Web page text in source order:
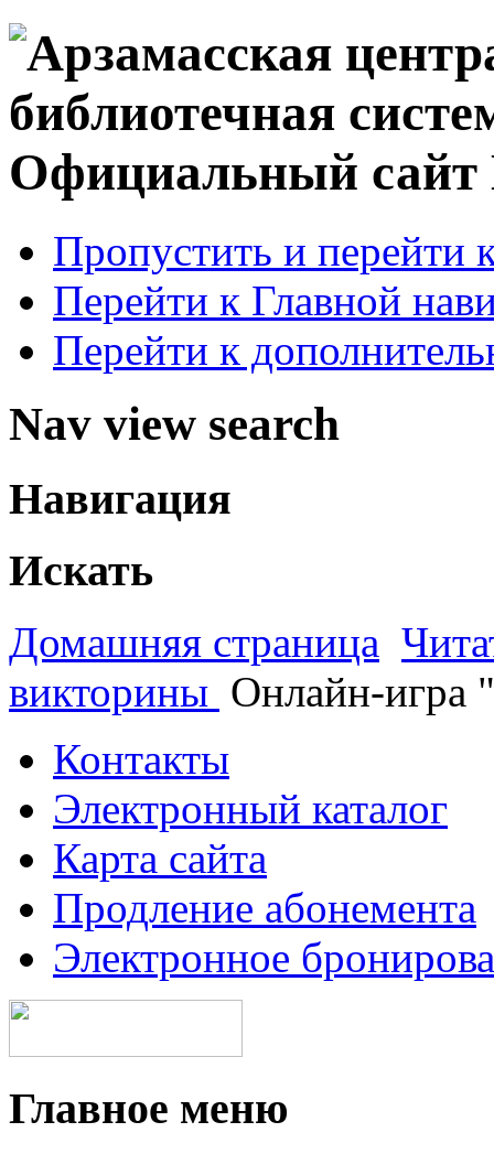
Официальный
Пропустить и перейти
Перейти к Главной
Перейти к
Nav view search
Навигация
Искать
Домашняя страница
викторины Онлайн-игра
Контакты
Электронный каталог
Карта сайта
Продление абонемента
Электронное
Главное меню